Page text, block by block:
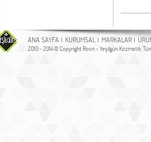
ANA SAYFA | KURUMSAL | MARKALAR |
2010 - 2014 © Copyright Roon - Yeşilgün Kozmetik Tüm